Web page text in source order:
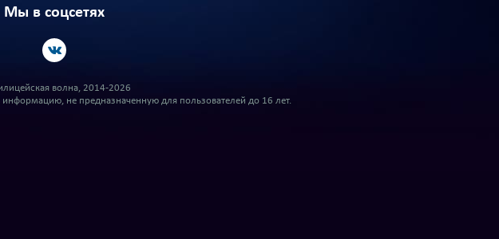
Мы в соцсетях
волна, 2014-2026
не предназначенную для пользователей до 16 лет.